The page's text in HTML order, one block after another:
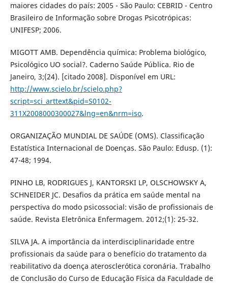
maiores cidades do país: 2005 - São Paulo: CEBRID - Centro
Brasileiro de Informação sobre Drogas Psicotrópicas:
UNIFESP; 2006.
MIGOTT AMB. Dependência química: Problema biológico,
Psicológico UO social?. Caderno Saúde Pública. Rio de
Janeiro, 3;(24). [citado 2008]. Disponível em URL:
http://www.scielo.br/scielo.php?
script=sci_arttext&pid=S0102-
311X2008000300027&lng=en&nrm=iso.
ORGANIZAÇÃO MUNDIAL DE SAÚDE (OMS). Classificação
Estatística Internacional de Doenças. São Paulo: Edusp. (1):
47-48; 1994.
PINHO LB, RODRIGUES J, KANTORSKI LP, OLSCHOWSKY A,
SCHNEIDER JC. Desafios da prática em saúde mental na
perspectiva do modo psicossocial: visão de profissionais de
saúde. Revista Eletrônica Enfermagem. 2012;(1): 25-32.
SILVA JA. A importância da interdisciplinaridade entre
profissionais da saúde para o benefício do tratamento da
reabilitativo da doença aterosclerótica coronária. Trabalho
de Conclusão do Curso de Educação Física da Faculdade de